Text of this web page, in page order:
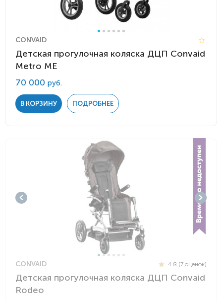
CONVAID
Детская прогулочная коляска ДЦП Convaid
Metro ME
70 000 руб.
В КОРЗИНУ ПОДРОБНЕЕ
CONVAID 4.8 (7 оценок)
Детская прогулочная коляска ДЦП Convaid
Rodeo